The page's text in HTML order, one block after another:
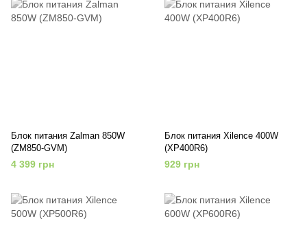
Блок питания Zalman 850W
(ZM850-GVM)
4 399 грн
Блок питания Xilence 400W
(XP400R6)
929 грн